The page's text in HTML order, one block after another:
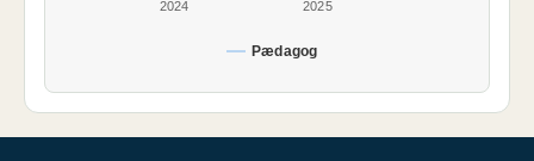
Pædagog
2024 2025